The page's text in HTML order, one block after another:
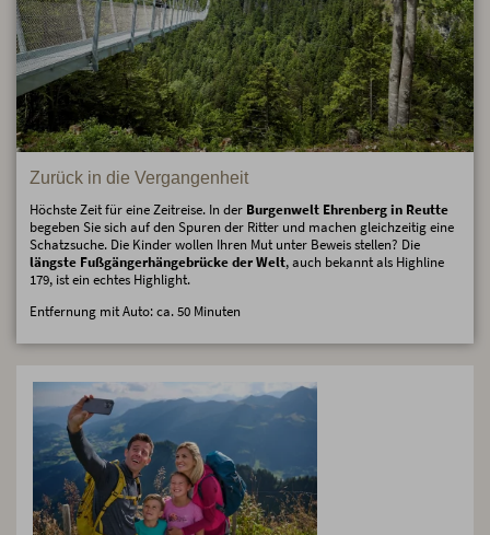
Zurück in die Vergangenheit
Höchste Zeit für eine Zeitreise. In der Burgenwelt Ehrenberg in Reutte
begeben Sie sich auf den Spuren der Ritter und machen gleichzeitig eine
Schatzsuche. Die Kinder wollen Ihren Mut unter Beweis stellen? Die
längste Fußgängerhängebrücke der Welt, auch bekannt als Highline
179, ist ein echtes Highlight.
Entfernung mit Auto: ca. 50 Minuten